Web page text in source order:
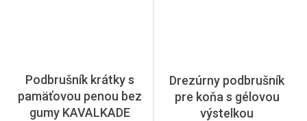
Podbrušník krátky s
pamäťovou penou bez
gumy KAVALKADE
Drezúrny podbrušník
pre koňa s gélovou
výstelkou